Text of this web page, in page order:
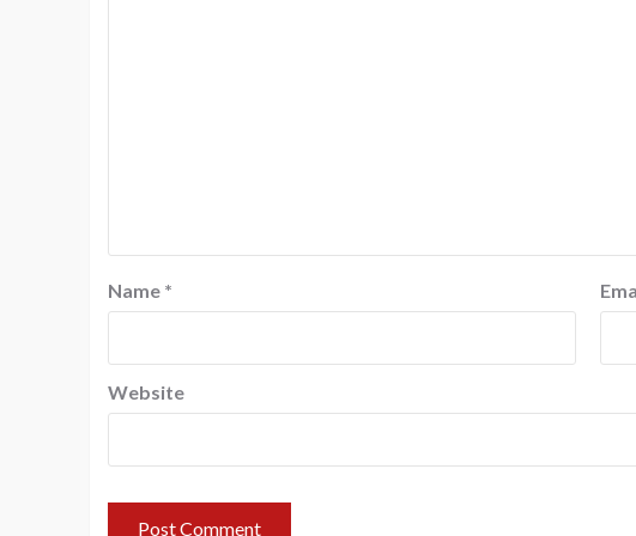
Name *
Website